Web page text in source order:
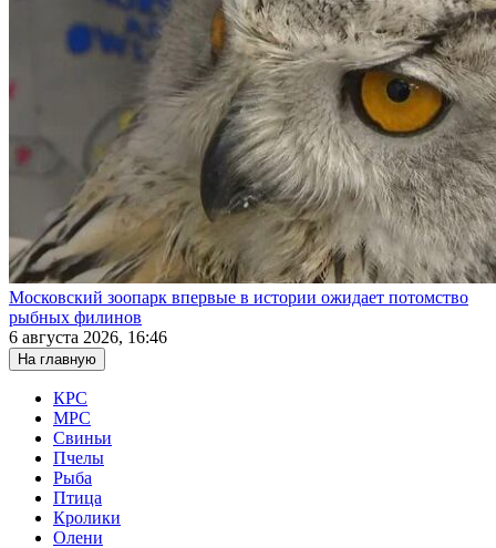
Московский зоопарк впервые в истории ожидает потомство
рыбных филинов
6 августа 2026, 16:46
На главную
КРС
МРС
Свиньи
Пчелы
Рыба
Птица
Кролики
Олени